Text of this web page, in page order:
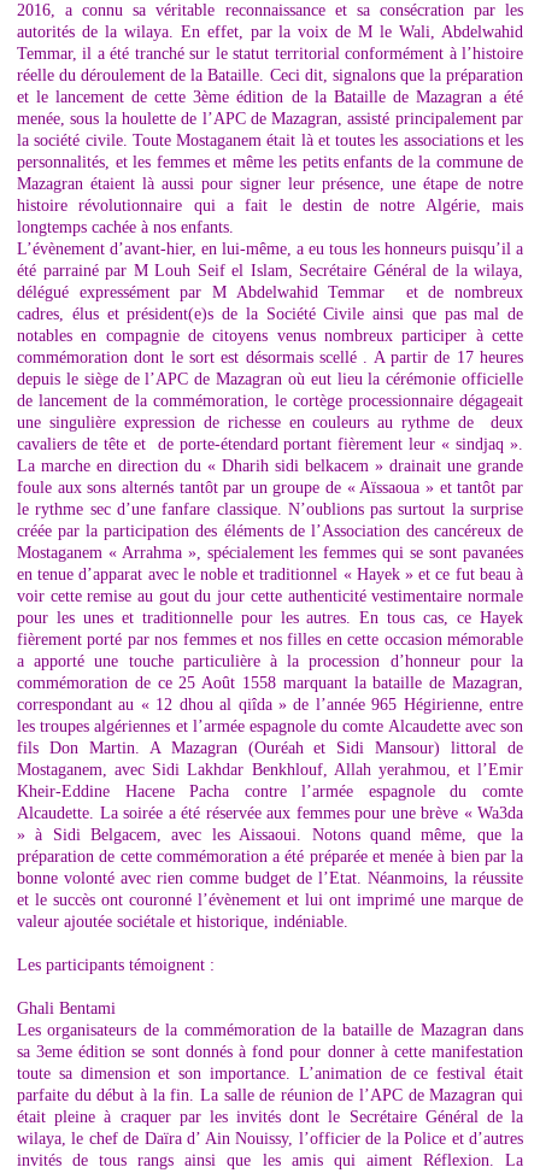
2016, a connu sa véritable reconnaissance et sa consécration par les
autorités de la wilaya. En effet, par la voix de M le Wali, Abdelwahid
Temmar, il a été tranché sur le statut territorial conformément à l’histoire
réelle du déroulement de la Bataille. Ceci dit, signalons que la préparation
et le lancement de cette 3ème édition de la Bataille de Mazagran a été
menée, sous la houlette de l’APC de Mazagran, assisté principalement par
la société civile. Toute Mostaganem était là et toutes les associations et les
personnalités, et les femmes et même les petits enfants de la commune de
Mazagran étaient là aussi pour signer leur présence, une étape de notre
histoire révolutionnaire qui a fait le destin de notre Algérie, mais
longtemps cachée à nos enfants.
L’évènement d’avant-hier, en lui-même, a eu tous les honneurs puisqu’il a
été parrainé par M Louh Seif el Islam, Secrétaire Général de la wilaya,
délégué expressément par M Abdelwahid Temmar et de nombreux
cadres, élus et président(e)s de la Société Civile ainsi que pas mal de
notables en compagnie de citoyens venus nombreux participer à cette
commémoration dont le sort est désormais scellé . A partir de 17 heures
depuis le siège de l’APC de Mazagran où eut lieu la cérémonie officielle
de lancement de la commémoration, le cortège processionnaire dégageait
une singulière expression de richesse en couleurs au rythme de deux
cavaliers de tête et de porte-étendard portant fièrement leur « sindjaq ».
La marche en direction du « Dharih sidi belkacem » drainait une grande
foule aux sons alternés tantôt par un groupe de « Aïssaoua » et tantôt par
le rythme sec d’une fanfare classique. N’oublions pas surtout la surprise
créée par la participation des éléments de l’Association des cancéreux de
Mostaganem « Arrahma », spécialement les femmes qui se sont pavanées
en tenue d’apparat avec le noble et traditionnel « Hayek » et ce fut beau à
voir cette remise au gout du jour cette authenticité vestimentaire normale
pour les unes et traditionnelle pour les autres. En tous cas, ce Hayek
fièrement porté par nos femmes et nos filles en cette occasion mémorable
a apporté une touche particulière à la procession d’honneur pour la
commémoration de ce 25 Août 1558 marquant la bataille de Mazagran,
correspondant au « 12 dhou al qiîda » de l’année 965 Hégirienne, entre
les troupes algériennes et l’armée espagnole du comte Alcaudette avec son
fils Don Martin. A Mazagran (Ouréah et Sidi Mansour) littoral de
Mostaganem, avec Sidi Lakhdar Benkhlouf, Allah yerahmou, et l’Emir
Kheir-Eddine Hacene Pacha contre l’armée espagnole du comte
Alcaudette. La soirée a été réservée aux femmes pour une brève « Wa3da
» à Sidi Belgacem, avec les Aissaoui. Notons quand même, que la
préparation de cette commémoration a été préparée et menée à bien par la
bonne volonté avec rien comme budget de l’Etat. Néanmoins, la réussite
et le succès ont couronné l’évènement et lui ont imprimé une marque de
valeur ajoutée sociétale et historique, indéniable.
Les participants témoignent :
Ghali Bentami
Les organisateurs de la commémoration de la bataille de Mazagran dans
sa 3eme édition se sont donnés à fond pour donner à cette manifestation
toute sa dimension et son importance. L’animation de ce festival était
parfaite du début à la fin. La salle de réunion de l’APC de Mazagran qui
était pleine à craquer par les invités dont le Secrétaire Général de la
wilaya, le chef de Daïra d’ Ain Nouissy, l’officier de la Police et d’autres
invités de tous rangs ainsi que les amis qui aiment Réflexion. La